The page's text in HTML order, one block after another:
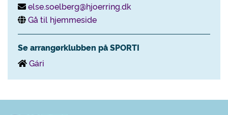
else.soelberg@hjoerring.dk
Gå til hjemmeside
Se arrangørklubben på SPORTI
Gári